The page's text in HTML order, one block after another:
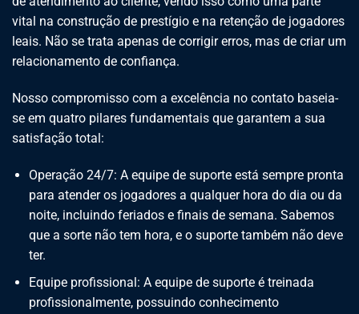
vital na construção de prestígio e na retenção de jogadores
leais. Não se trata apenas de corrigir erros, mas de criar um
relacionamento de confiança.
Nosso compromisso com a excelência no contato baseia-
se em quatro pilares fundamentais que garantem a sua
satisfação total:
Operação 24/7: A equipe de suporte está sempre pronta
para atender os jogadores a qualquer hora do dia ou da
noite, incluindo feriados e finais de semana. Sabemos
que a sorte não tem hora, e o suporte também não deve
ter.
Equipe profissional: A equipe de suporte é treinada
profissionalmente, possuindo conhecimento